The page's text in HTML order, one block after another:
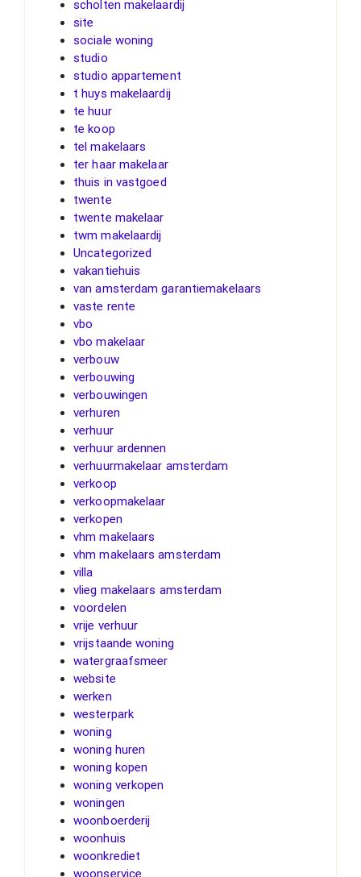
scholten makelaardij
site
sociale woning
studio
studio appartement
t huys makelaardij
te huur
te koop
tel makelaars
ter haar makelaar
thuis in vastgoed
twente
twente makelaar
twm makelaardij
Uncategorized
vakantiehuis
van amsterdam garantiemakelaars
vaste rente
vbo
vbo makelaar
verbouw
verbouwing
verbouwingen
verhuren
verhuur
verhuur ardennen
verhuurmakelaar amsterdam
verkoop
verkoopmakelaar
verkopen
vhm makelaars
vhm makelaars amsterdam
villa
vlieg makelaars amsterdam
voordelen
vrije verhuur
vrijstaande woning
watergraafsmeer
website
werken
westerpark
woning
woning huren
woning kopen
woning verkopen
woningen
woonboerderij
woonhuis
woonkrediet
woonservice